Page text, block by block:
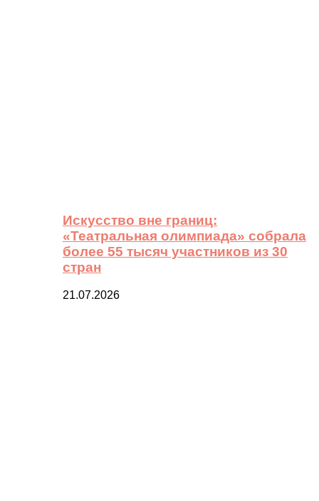
Искусство вне границ:
«Театральная олимпиада» собрала
более 55 тысяч участников из 30
стран
21.07.2026